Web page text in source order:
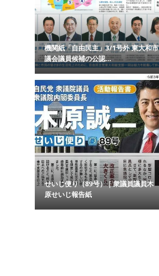
機関紙「自由民主」3/1号外 東大和市
議会議員候補の公認...
せいじ便り（89号）｜衆議員議員木
原せいじ報告紙